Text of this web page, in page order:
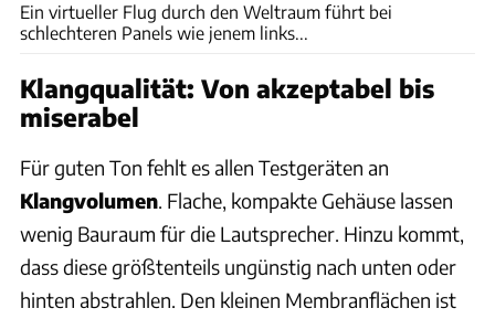
Ein virtueller Flug durch den Weltraum führt bei
schlechteren Panels wie jenem links...
Klangqualität: Von akzeptabel bis
miserabel
Für guten Ton fehlt es allen Testgeräten an
Klangvolumen. Flache, kompakte Gehäuse lassen
wenig Bauraum für die Lautsprecher. Hinzu kommt,
dass diese größtenteils ungünstig nach unten oder
hinten abstrahlen. Den kleinen Membranflächen ist